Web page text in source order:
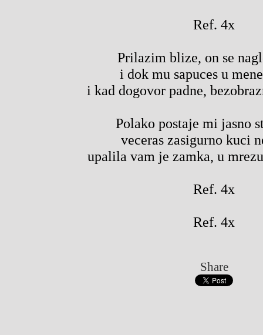
Ref. 4x
Prilazim blize, on se
i dok mu sapuces u
i kad dogovor padne,
Polako postaje mi jasno
veceras zasigurno kuci
upalila vam je zamka, u
Ref. 4x
Ref. 4x
Share